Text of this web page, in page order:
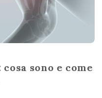
sono e come